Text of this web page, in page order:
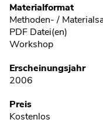
Materialformat
Methoden- /
PDF Datei(en)
Workshop
Erscheinungsjahr
2006
Preis
Kostenlos